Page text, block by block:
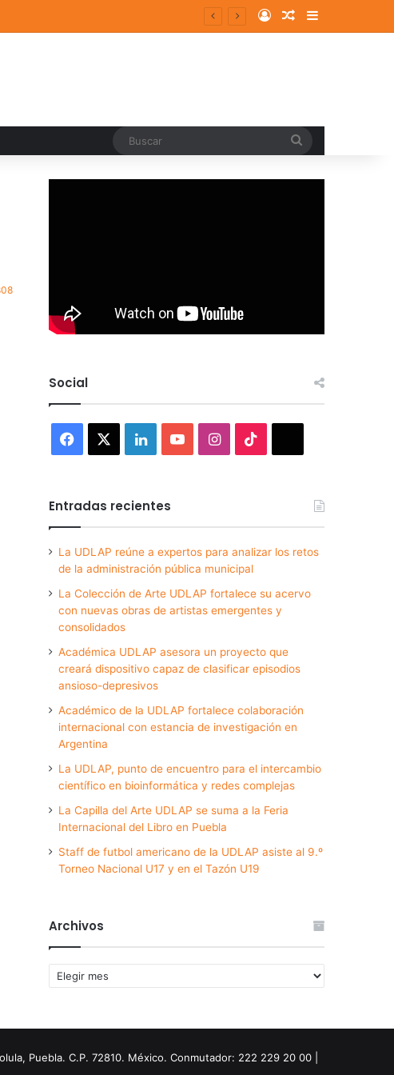
y consolidados Log InRandom Article
Sidebar
Social
Facebook LinkedInYouTubeInstagram
Entradas recientes
La UDLAP reúne a expertos para analizar los retos
de la administración pública municipal
La Colección de Arte UDLAP fortalece su acervo
con nuevas obras de artistas emergentes y
consolidados
Académica UDLAP asesora un proyecto que
creará dispositivo capaz de clasificar episodios
ansioso-depresivos
Académico de la UDLAP fortalece colaboración
internacional con estancia de investigación en
Argentina
La UDLAP, punto de encuentro para el intercambio
científico en bioinformática y redes complejas
La Capilla del Arte UDLAP se suma a la Feria
Internacional del Libro en Puebla
Staff de futbol americano de la UDLAP asiste al 9.º
Torneo Nacional U17 y en el Tazón U19
Archivos
Archivos
Puebla. C.P. 72810. México. Conmutador: 222 229 20 00 |